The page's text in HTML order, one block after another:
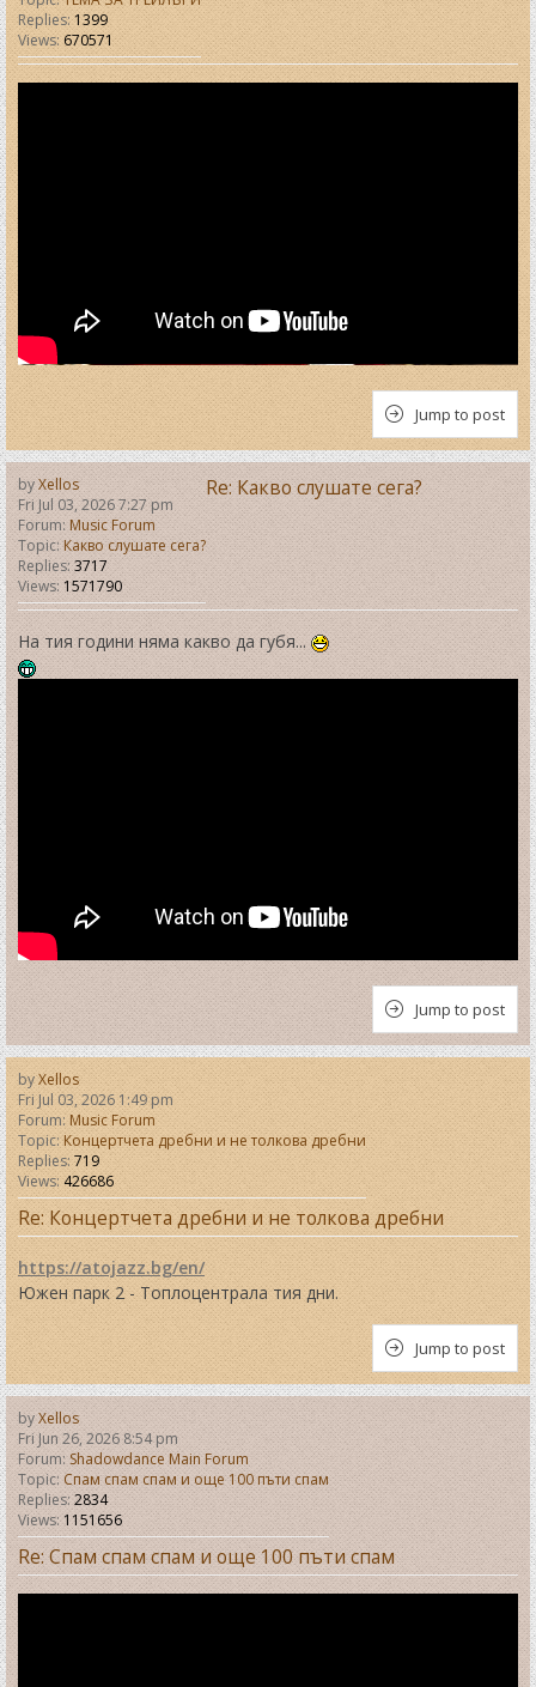
Replies:1399
Views: 670571
Jump to post
byXellos
Fri Jul 03, 2026 7:27 pm
Forum:Music Forum
Topic:Какво слушате сега?
Replies:3717
Views:1571790
Re: Какво слушате сега?
На тия години няма какво да губя...
Jump to post
byXellos
Fri Jul 03, 2026 1:49 pm
Forum:Music Forum
Topic:Концертчета дребни и не толкова дребни
Replies:719
Views:426686
Re: Концертчета дребни и не толкова дребни
https://atojazz.bg/en/
Южен парк 2 - Топлоцентрала тия дни.
Jump to post
byXellos
Fri Jun 26, 2026 8:54 pm
Forum:Shadowdance Main Forum
Topic: Спам спам спам и още 100 пъти спам
Replies:2834
Views:1151656
Re: Спам спам спам и още 100 пъти спам